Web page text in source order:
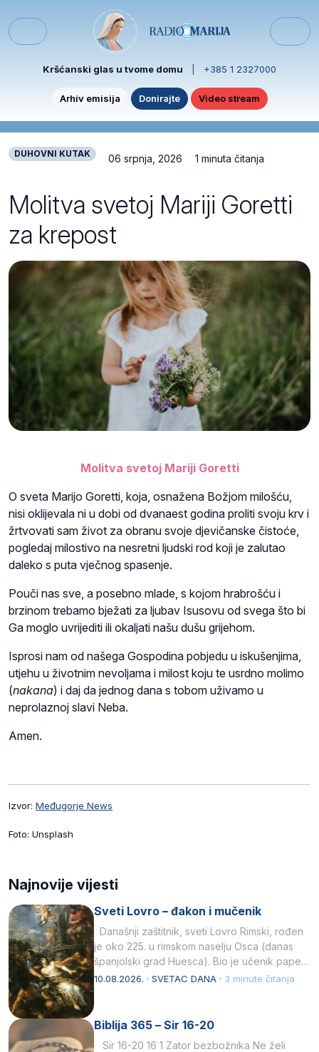
Menu
Kršćanski glas u tvome domu +385 1 2327000
Arhiv emisija Donirajte Video stream
DUHOVNI KUTAK 06 srpnja, 2026 1 minuta čitanja
Molitva svetoj Mariji Goretti
za krepost
Molitva svetoj Mariji Goretti
O sveta Marijo Goretti, koja, osnažena Božjom milošću,
nisi oklijevala ni u dobi od dvanaest godina proliti svoju krv i
žrtvovati sam život za obranu svoje djevičanske čistoće,
pogledaj milostivo na nesretni ljudski rod koji je zalutao
daleko s puta vječnog spasenje.
Pouči nas sve, a posebno mlade, s kojom hrabrošću i
brzinom trebamo bježati za ljubav Isusovu od svega što bi
Ga moglo uvrijediti ili okaljati našu dušu grijehom.
Isprosi nam od našega Gospodina pobjedu u iskušenjima,
utjehu u životnim nevoljama i milost koju te usrdno molimo
(nakana) i daj da jednog dana s tobom uživamo u
neprolaznoj slavi Neba.
Amen.
Izvor: Međugorje News
Foto: Unsplash
Najnovije vijesti
Sveti Lovro – đakon i mučenik
Današnji zaštitnik, sveti Lovro Rimski, rođen
je oko 225. u rimskom naselju Osca (danas
španjolski grad Huesca). Bio je učenik pape…
10.08.2026. · SVETAC DANA · 3 minute čitanja
Biblija 365 – Sir 16-20
Sir 16-20 16 1 Zator bezbožnika Ne želi